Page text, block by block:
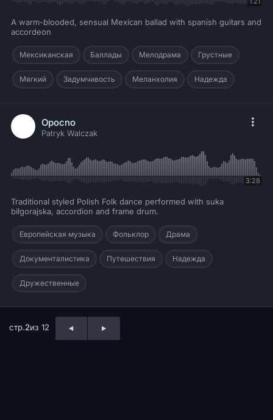
A warm-blooded, sensual Mexican ballad with spanish guitars and
accordeon
Мексиканская Баллады Мелодрама Грустные
Мягкий Задумчивость Меланхолия Надежда
Opocno
Patryk Walczak
3:28
Traditional styled Polish Folk dance performed with suka
biłgorajska, accordion and frame drum.
Европейская музыка Фольклор Драма
Документалистика Путешествия Надежда
Дружественные
стр.2из 12